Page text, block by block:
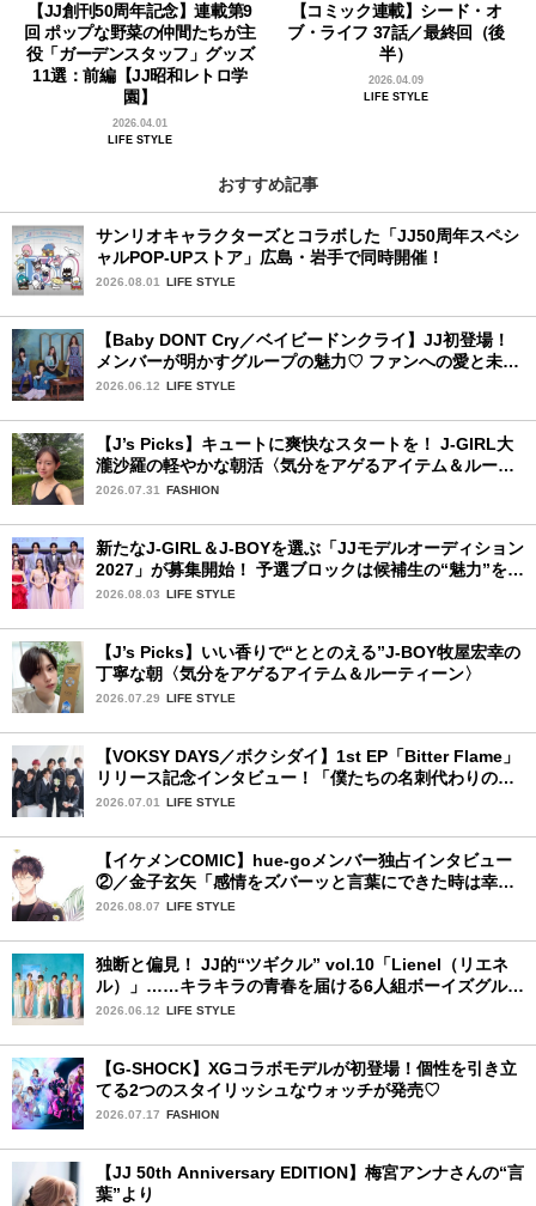
【JJ創刊50周年記念】連載第9
回 ポップな野菜の仲間たちが主
役「ガーデンスタッフ」グッズ
11選：前編【JJ昭和レトロ学
園】
2026.04.01
LIFE STYLE
【コミック連載】シード・オ
ブ・ライフ 37話／最終回（後
半）
2026.04.09
LIFE STYLE
おすすめ記事
サンリオキャラクターズとコラボした「JJ50周年スペシ
ャルPOP-UPストア」広島・岩手で同時開催！
2026.08.01 LIFE STYLE
【Baby DONT Cry／ベイビードンクライ】JJ初登場！
メンバーが明かすグループの魅力♡ ファンへの愛と未来
の夢
2026.06.12 LIFE STYLE
【J’s Picks】キュートに爽快なスタートを！ J-GIRL大
瀧沙羅の軽やかな朝活〈気分をアゲるアイテム＆ルーテ
ィーン〉
2026.07.31 FASHION
新たなJ-GIRL＆J-BOYを選ぶ「JJモデルオーディション
2027」が募集開始！ 予選ブロックは候補生の“魅力”を重
視した「新システム」に変わります
2026.08.03 LIFE STYLE
【J’s Picks】いい香りで“ととのえる”J-BOY牧屋宏幸の
丁寧な朝〈気分をアゲるアイテム＆ルーティーン〉
2026.07.29 LIFE STYLE
【VOKSY DAYS／ボクシダイ】1st EP「Bitter Flame」
リリース記念インタビュー！「僕たちの名刺代わりのよ
うなアルバム」
2026.07.01 LIFE STYLE
【イケメンCOMIC】hue-goメンバー独占インタビュー
②／金子玄矢「感情をズバーッと言葉にできた時は幸
せ〜」
2026.08.07 LIFE STYLE
独断と偏見！ JJ的“ツギクル” vol.10「Lienel（リエネ
ル）」……キラキラの青春を届ける6人組ボーイズグルー
プ
2026.06.12 LIFE STYLE
【G-SHOCK】XGコラボモデルが初登場！個性を引き立
てる2つのスタイリッシュなウォッチが発売♡
2026.07.17 FASHION
【JJ 50th Anniversary EDITION】梅宮アンナさんの“言
葉”より